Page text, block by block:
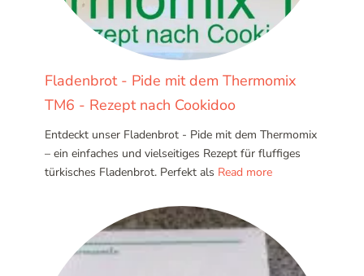
Fladenbrot - Pide mit dem Thermomix
TM6 - Rezept nach Cookidoo
Entdeckt unser Fladenbrot - Pide mit dem Thermomix
– ein einfaches und vielseitiges Rezept für fluffiges
türkisches Fladenbrot. Perfekt als Read more